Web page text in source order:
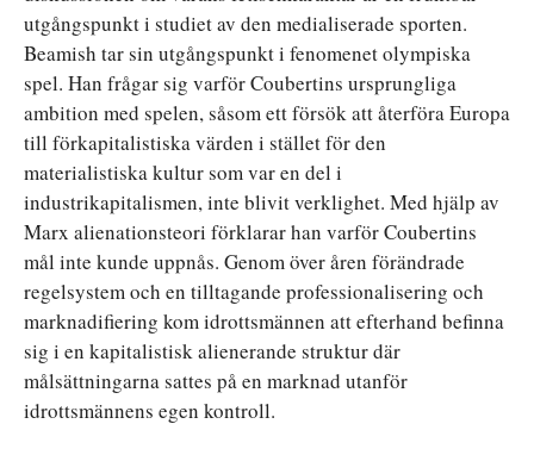
utgångspunkt i studiet av den medialiserade sporten.
Beamish tar sin utgångspunkt i fenomenet olympiska
spel. Han frågar sig varför Coubertins ursprungliga
ambition med spelen, såsom ett försök att återföra Europa
till förkapitalistiska värden i stället för den
materialistiska kultur som var en del i
industrikapitalismen, inte blivit verklighet. Med hjälp av
Marx alienationsteori förklarar han varför Coubertins
mål inte kunde uppnås. Genom över åren förändrade
regelsystem och en tilltagande professionalisering och
marknadifiering kom idrottsmännen att efterhand befinna
sig i en kapitalistisk alienerande struktur där
målsättningarna sattes på en marknad utanför
idrottsmännens egen kontroll.